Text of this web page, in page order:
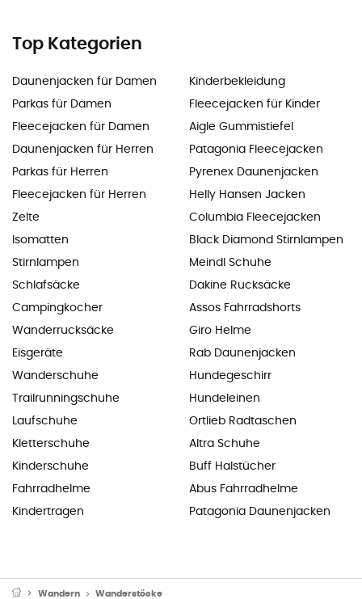
Top Kategorien
Daunenjacken für Damen
Parkas für Damen
Fleecejacken für Damen
Daunenjacken für Herren
Parkas für Herren
Fleecejacken für Herren
Zelte
Isomatten
Stirnlampen
Schlafsäcke
Campingkocher
Wanderrucksäcke
Eisgeräte
Wanderschuhe
Trailrunningschuhe
Laufschuhe
Kletterschuhe
Kinderschuhe
Fahrradhelme
Kindertragen
Kinderbekleidung
Fleecejacken für Kinder
Aigle Gummistiefel
Patagonia Fleecejacken
Pyrenex Daunenjacken
Helly Hansen Jacken
Columbia Fleecejacken
Black Diamond Stirnlampen
Meindl Schuhe
Dakine Rucksäcke
Assos Fahrradshorts
Giro Helme
Rab Daunenjacken
Hundegeschirr
Hundeleinen
Ortlieb Radtaschen
Altra Schuhe
Buff Halstücher
Abus Fahrradhelme
Patagonia Daunenjacken
Wandern Wanderstöcke